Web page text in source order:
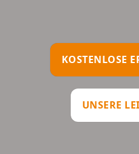
KOSTENLOSE
UNSERE